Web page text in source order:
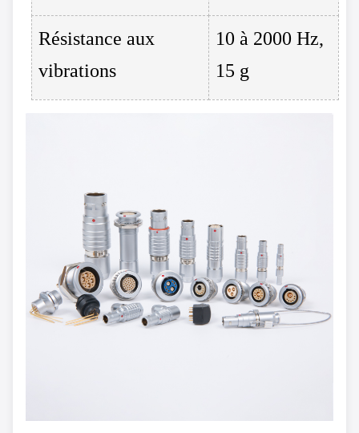
Résistance aux
vibrations
10 à 2000 Hz,
15 g